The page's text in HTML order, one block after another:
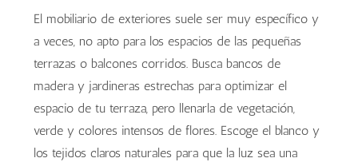
El mobiliario de exteriores suele ser muy específico y
a veces, no apto para los espacios de las pequeñas
terrazas o balcones corridos. Busca bancos de
madera y jardineras estrechas para optimizar el
espacio de tu terraza, pero llenarla de vegetación,
verde y colores intensos de flores. Escoge el blanco y
los tejidos claros naturales para que la luz sea una